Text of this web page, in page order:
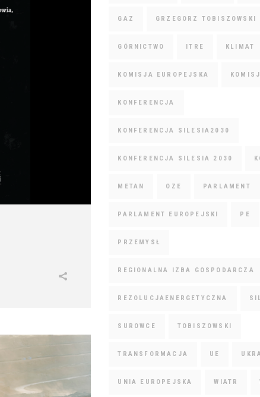
GAZ GRZEGORZ TOBISZOWSKI
GÓRNICTWO ITRE KLIMAT
KOMISJA EUROPEJSKA
KONFERENCJA
KONFERENCJA SILESIA2030
KONFERENCJA SILESIA 2030
METAN OZE PARLAMENT
PARLAMENT EUROPEJSKI PE
PRZEMYSŁ
REGIONALNA IZBA GOSPODARCZA
REZOLUCJAENERGETYCZNA
SUROWCE TOBISZOWSKI
TRANSFORMACJA UE
UNIA EUROPEJSKA WIATR